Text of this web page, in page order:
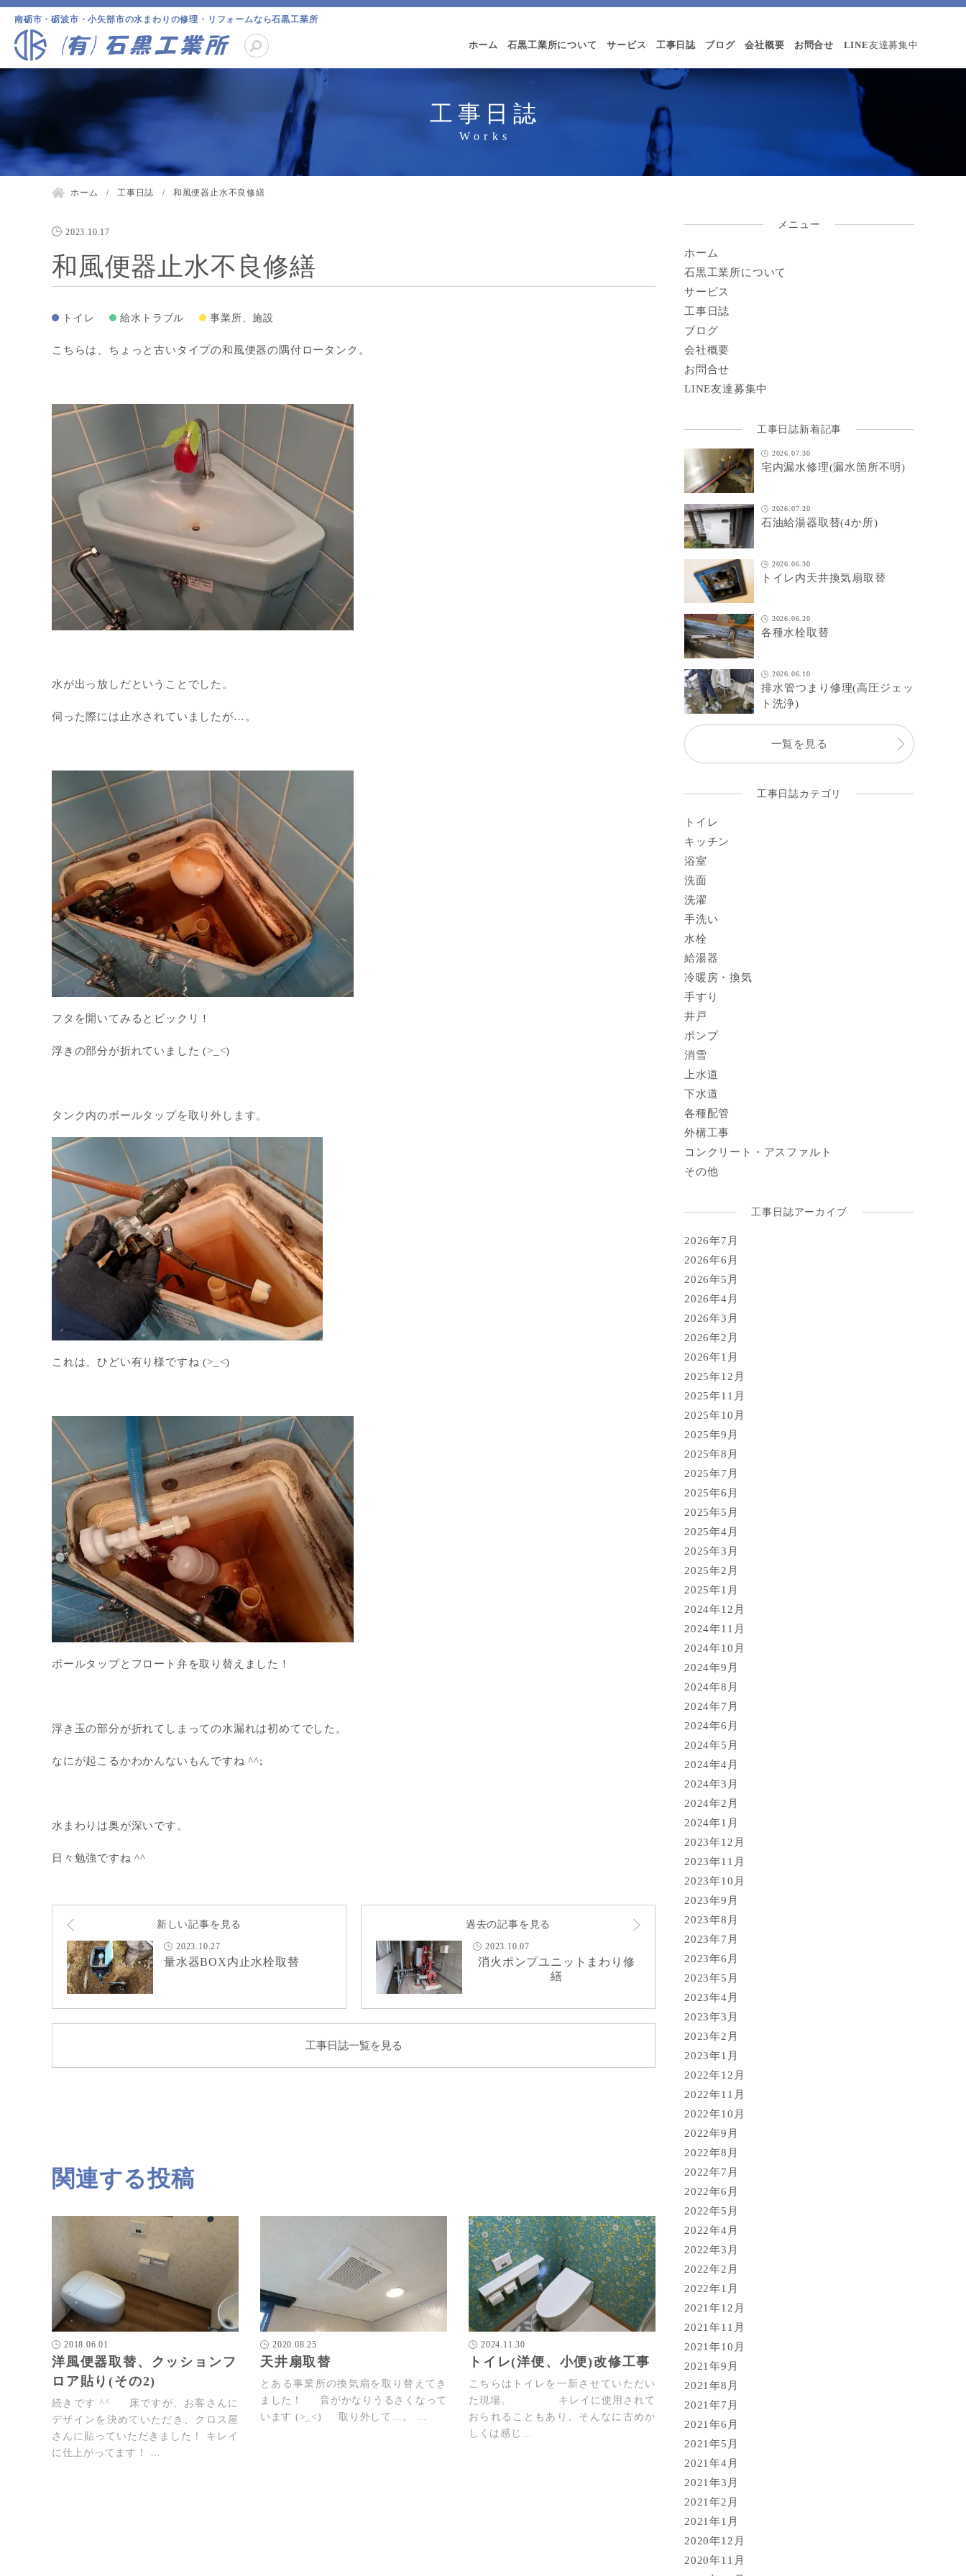
南砺市・砺波市・小矢部市の水まわりの修理・リフォームなら石黒工業所
ホーム 石黒工業所について サービス 工事日誌 ブログ 会社概要 お問合せ LINE友達募集中
工事日誌
ホーム 工事日誌 和風便器止水不良修繕
2023.10.17
和風便器止水不良修繕
トイレ 給水トラブル 事業所、施設
こちらは、ちょっと古いタイプの和風便器の隅付ロータンク。
水が出っ放しだということでした。
伺った際には止水されていましたが…。
フタを開いてみるとビックリ！
浮きの部分が折れていました (>_<)
タンク内のボールタップを取り外します。
これは、ひどい有り様ですね (>_<)
ボールタップとフロート弁を取り替えました！
浮き玉の部分が折れてしまっての水漏れは初めてでした。
なにが起こるかわかんないもんですね ^^;
水まわりは奥が深いです。
日々勉強ですね ^^
新しい記事を見る
2023.10.27
量水器BOX内止水栓取替
過去の記事を見る
2023.10.07
消火ポンプユニットまわり修
繕
工事日誌一覧を見る
関連する投稿
2018.06.01
洋風便器取替、クッションフ
ロア貼り(その2)
続きです ^^ 床ですが、お客さんに
デザインを決めていただき、クロス屋
さんに貼っていただきました！ キレイ
に仕上がってます！ …
2020.08.25
天井扇取替
とある事業所の換気扇を取り替えてき
ました！ 音がかなりうるさくなって
います (>_<) 取り外して…。 …
2024.11.30
トイレ(洋便、小便)改修工事
こちらはトイレを一新させていただい
た現場。 キレイに使用されて
おられることもあり、そんなに古めか
しくは感じ…
メニュー
ホーム
石黒工業所について
サービス
工事日誌
ブログ
会社概要
お問合せ
LINE友達募集中
工事日誌新着記事
2026.07.30
宅内漏水修理(漏水箇所不明)
2026.07.20
石油給湯器取替(4か所)
2026.06.30
トイレ内天井換気扇取替
2026.06.20
各種水栓取替
2026.06.10
排水管つまり修理(高圧ジェッ
ト洗浄)
一覧を見る
工事日誌カテゴリ
トイレ
キッチン
浴室
洗面
洗濯
手洗い
水栓
給湯器
冷暖房・換気
手すり
井戸
ポンプ
消雪
上水道
下水道
各種配管
外構工事
コンクリート・アスファルト
その他
工事日誌アーカイブ
2026年7月
2026年6月
2026年5月
2026年4月
2026年3月
2026年2月
2026年1月
2025年12月
2025年11月
2025年10月
2025年9月
2025年8月
2025年7月
2025年6月
2025年5月
2025年4月
2025年3月
2025年2月
2025年1月
2024年12月
2024年11月
2024年10月
2024年9月
2024年8月
2024年7月
2024年6月
2024年5月
2024年4月
2024年3月
2024年2月
2024年1月
2023年12月
2023年11月
2023年10月
2023年9月
2023年8月
2023年7月
2023年6月
2023年5月
2023年4月
2023年3月
2023年2月
2023年1月
2022年12月
2022年11月
2022年10月
2022年9月
2022年8月
2022年7月
2022年6月
2022年5月
2022年4月
2022年3月
2022年2月
2022年1月
2021年12月
2021年11月
2021年10月
2021年9月
2021年8月
2021年7月
2021年6月
2021年5月
2021年4月
2021年3月
2021年2月
2021年1月
2020年12月
2020年11月